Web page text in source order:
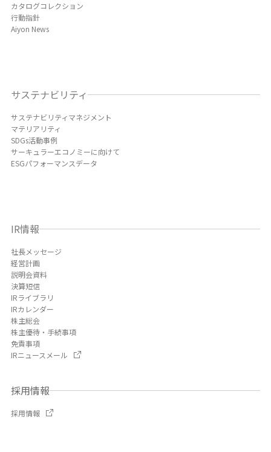
カタログコレクション
行動指針
Aiyon News
サステナビリティ
サステナビリティマネジメント
マテリアリティ
SDGs活動事例
サーキュラーエコノミーに向けて
ESGパフォーマンスデータ
IR情報
社長メッセージ
経営計画
説明会資料
決算短信
IRライブラリ
IRカレンダー
株主総会
株主優待・手続事項
免責事項
IRニュースメール
採用情報
採用情報